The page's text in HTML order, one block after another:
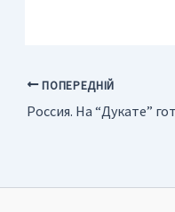
ПОПЕРЕДНІЙ